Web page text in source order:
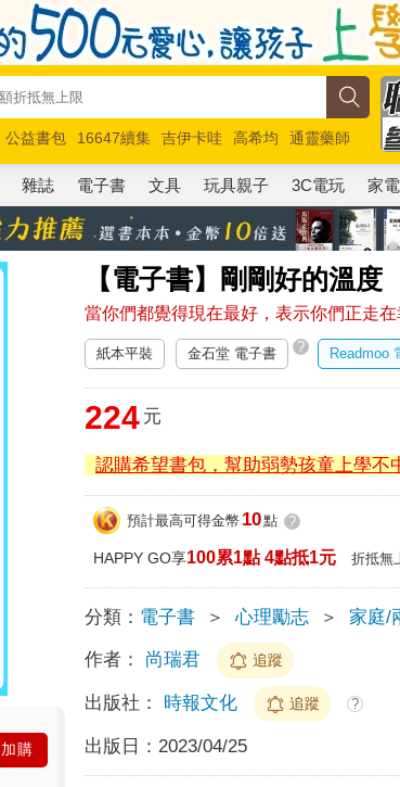
公益書包 16647續集 吉伊卡哇 高希均
通靈藥師
馬斯克 玩具總動員5 超慢跑
雜誌 電子書 文具 玩具親子 3C電玩 家電
【電子書】剛剛好的溫度
當你們都覺得現在最好，表示你們正走
加購
紙本平裝 金石堂 電子書 ? Readmoo
224 元
認購希望書包，幫助弱勢孩童上學不
預計最高可得金幣 10點 ?
HAPPY GO享100累1點 4點抵1元 折抵無
分類： 電子書 ＞ 心理勵志 ＞ 家庭/
作者： 尚瑞君 追蹤
出版社： 時報文化 追蹤 ?
出版日： 2023/04/25